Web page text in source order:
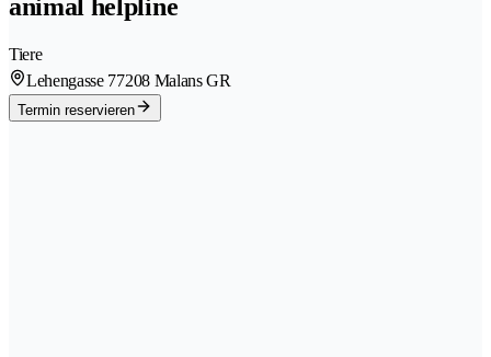
animal helpline
Tiere
Lehengasse 77208 Malans GR
Termin reservieren